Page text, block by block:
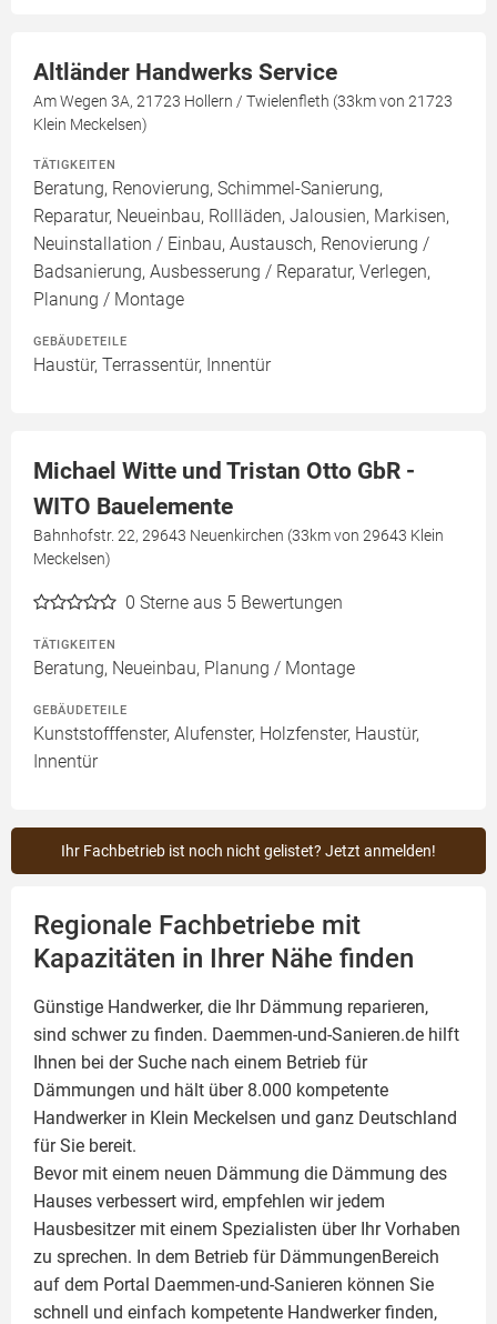
Altländer Handwerks Service
Am Wegen 3A, 21723 Hollern / Twielenfleth (33km von 21723
Klein Meckelsen)
TÄTIGKEITEN
Beratung, Renovierung, Schimmel-Sanierung,
Reparatur, Neueinbau, Rollläden, Jalousien, Markisen,
Neuinstallation / Einbau, Austausch, Renovierung /
Badsanierung, Ausbesserung / Reparatur, Verlegen,
Planung / Montage
GEBÄUDETEILE
Haustür, Terrassentür, Innentür
Michael Witte und Tristan Otto GbR -
WITO Bauelemente
Bahnhofstr. 22, 29643 Neuenkirchen (33km von 29643 Klein
Meckelsen)
0 Sterne aus 5 Bewertungen
TÄTIGKEITEN
Beratung, Neueinbau, Planung / Montage
GEBÄUDETEILE
Kunststofffenster, Alufenster, Holzfenster, Haustür,
Innentür
Ihr Fachbetrieb ist noch nicht gelistet? Jetzt anmelden!
Regionale Fachbetriebe mit
Kapazitäten in Ihrer Nähe finden
Günstige Handwerker, die Ihr Dämmung reparieren,
sind schwer zu finden. Daemmen-und-Sanieren.de hilft
Ihnen bei der Suche nach einem Betrieb für
Dämmungen und hält über 8.000 kompetente
Handwerker in Klein Meckelsen und ganz Deutschland
für Sie bereit.
Bevor mit einem neuen Dämmung die Dämmung des
Hauses verbessert wird, empfehlen wir jedem
Hausbesitzer mit einem Spezialisten über Ihr Vorhaben
zu sprechen. In dem Betrieb für DämmungenBereich
auf dem Portal Daemmen-und-Sanieren können Sie
schnell und einfach kompetente Handwerker finden,